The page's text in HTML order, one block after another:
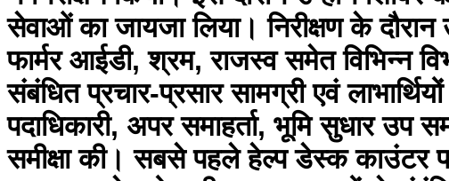
सेवाओं का जायजा लिया। निरीक्षण के दौरान
फार्मर आईडी, श्रम, राजस्व समेत विभिन्न
संबंधित प्रचार-प्रसार सामग्री एवं
पदाधिकारी, अपर समाहर्ता, भूमि सुधार उप
समीक्षा की। सबसे पहले हेल्प डेस्क